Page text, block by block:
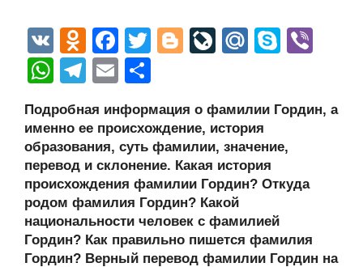
V
K
O
d
n
o
kl
a
ss
ni
ki
F
a
c
e
b
o
o
k
T
er
Bl
g
er
Li
J
o
ur
n
al
M
u
S
e
W
at
s
A
p
p
T
e
gr
a
m
E
ail р
а
в
и
ть
Подробная информация о фамилии Гордин, а
именно ее происхождение, история
образования, суть фамилии, значение,
перевод и склонение. Какая история
происхождения фамилии Гордин? Откуда
родом фамилия Гордин? Какой
национальности человек с фамилией
Гордин? Как правильно пишется фамилия
Гордин? Верный перевод фамилии Гордин на